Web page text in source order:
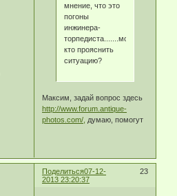
мнение, что это
погоны
инжинера-
торпедиста.......может
кто прояснить
ситуацию?
Максим, задай вопрос здесь
http://www.forum.antique-
photos.com/, думаю, помогут
Поделиться 23
07-12-
2013 23:20:37